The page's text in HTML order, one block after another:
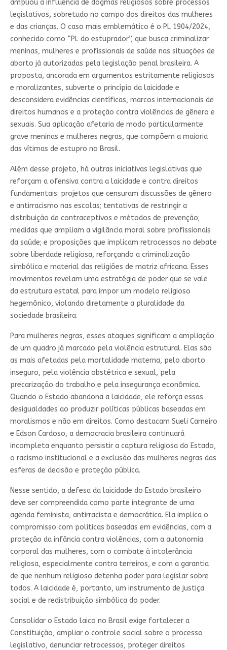
ampliou a influência de dogmas religiosos sobre processos
legislativos, sobretudo no campo dos direitos das mulheres
e das crianças. O caso mais emblemático é o PL 1904/2024,
conhecido como “PL do estuprador”, que busca criminalizar
meninas, mulheres e profissionais de saúde nas situações de
aborto já autorizadas pela legislação penal brasileira. A
proposta, ancorada em argumentos estritamente religiosos
e moralizantes, subverte o princípio da laicidade e
desconsidera evidências científicas, marcos internacionais de
direitos humanos e a proteção contra violências de gênero e
sexuais. Sua aplicação afetaria de modo particularmente
grave meninas e mulheres negras, que compõem a maioria
das vítimas de estupro no Brasil.
Além desse projeto, há outras iniciativas legislativas que
reforçam a ofensiva contra a laicidade e contra direitos
fundamentais: projetos que censuram discussões de gênero
e antirracismo nas escolas; tentativas de restringir a
distribuição de contraceptivos e métodos de prevenção;
medidas que ampliam a vigilância moral sobre profissionais
da saúde; e proposições que implicam retrocessos no debate
sobre liberdade religiosa, reforçando a criminalização
simbólica e material das religiões de matriz africana. Esses
movimentos revelam uma estratégia de poder que se vale
da estrutura estatal para impor um modelo religioso
hegemônico, violando diretamente a pluralidade da
sociedade brasileira.
Para mulheres negras, esses ataques significam a ampliação
de um quadro já marcado pela violência estrutural. Elas são
as mais afetadas pela mortalidade materna, pelo aborto
inseguro, pela violência obstétrica e sexual, pela
precarização do trabalho e pela insegurança econômica.
Quando o Estado abandona a laicidade, ele reforça essas
desigualdades ao produzir políticas públicas baseadas em
moralismos e não em direitos. Como destacam Sueli Carneiro
e Edson Cardoso, a democracia brasileira continuará
incompleta enquanto persistir a captura religiosa do Estado,
o racismo institucional e a exclusão das mulheres negras das
esferas de decisão e proteção pública.
Nesse sentido, a defesa da laicidade do Estado brasileiro
deve ser compreendida como parte integrante de uma
agenda feminista, antirracista e democrática. Ela implica o
compromisso com políticas baseadas em evidências, com a
proteção da infância contra violências, com a autonomia
corporal das mulheres, com o combate à intolerância
religiosa, especialmente contra terreiros, e com a garantia
de que nenhum religioso detenha poder para legislar sobre
todos. A laicidade é, portanto, um instrumento de justiça
social e de redistribuição simbólica do poder.
Consolidar o Estado laico no Brasil exige fortalecer a
Constituição, ampliar o controle social sobre o processo
legislativo, denunciar retrocessos, proteger direitos